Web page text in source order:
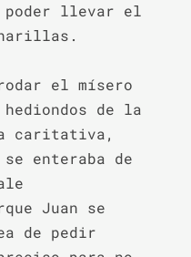
poder llevar el
el mísero
de la
caritativa,
enteraba de
Juan se
de pedir